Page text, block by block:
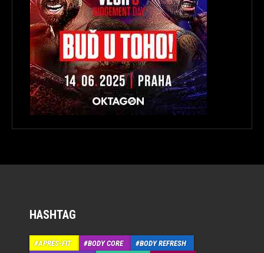
HASHTAG
APRÉS-FIT BODY CORE
BODY REFRESH